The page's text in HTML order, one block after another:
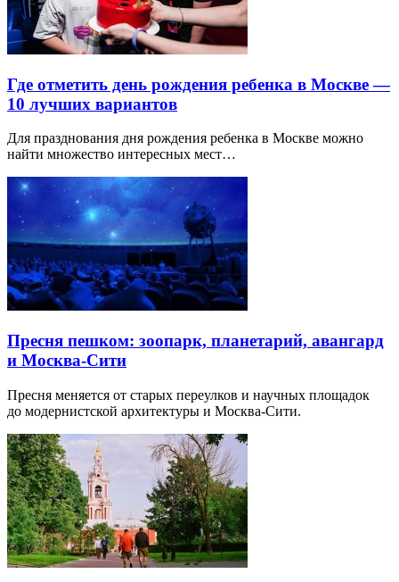
Где отметить день рождения ребенка в Москве —
10 лучших вариантов
Для празднования дня рождения ребенка в Москве можно
найти множество интересных мест…
Пресня пешком: зоопарк, планетарий, авангард
и Москва-Сити
Пресня меняется от старых переулков и научных площадок
до модернистской архитектуры и Москва-Сити.